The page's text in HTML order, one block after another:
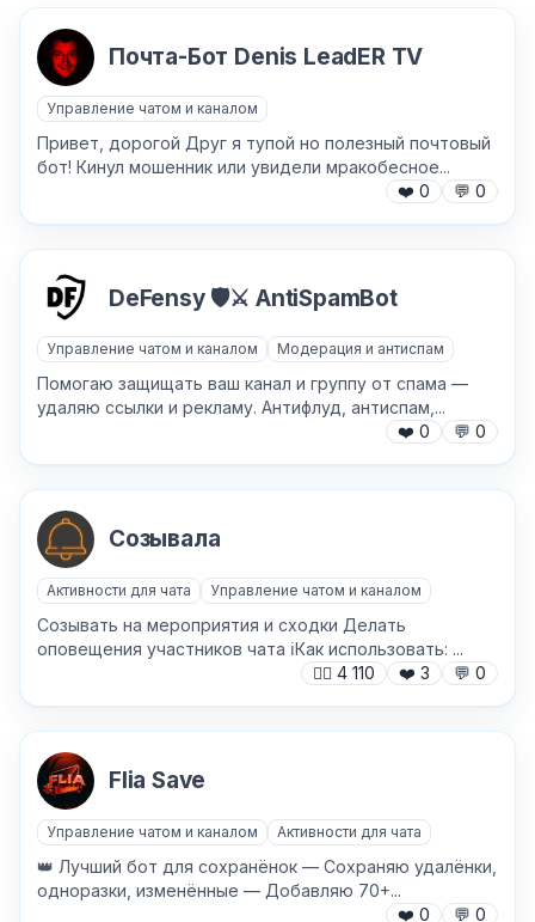
Причина жалобы*
Хочу получить ответ на email
Отправить
Почта-Бот Denis LeadER TV
Управление чатом и каналом
Привет, дорогой Друг я тупой но полезный почтовый
бот! Кинул мошенник или увидели мракобесное...
❤️ 0 💬 0
DeFensy 🛡⚔️ AntiSpamBot
Управление чатом и каналом Модерация и антиспам
Помогаю защищать ваш канал и группу от спама —
удаляю ссылки и рекламу. Антифлуд, антиспам,...
❤️ 0 💬 0
Созывала
Активности для чата Управление чатом и каналом
Созывать на мероприятия и сходки Делать
оповещения участников чата ℹ️Как использовать: ...
🙍‍♂️ 4 110 ❤️ 3 💬 0
Flia Save
Управление чатом и каналом Активности для чата
👑 Лучший бот для сохранёнок — Сохраняю удалёнки,
одноразки, изменённые — Добавляю 70+...
❤️ 0 💬 0